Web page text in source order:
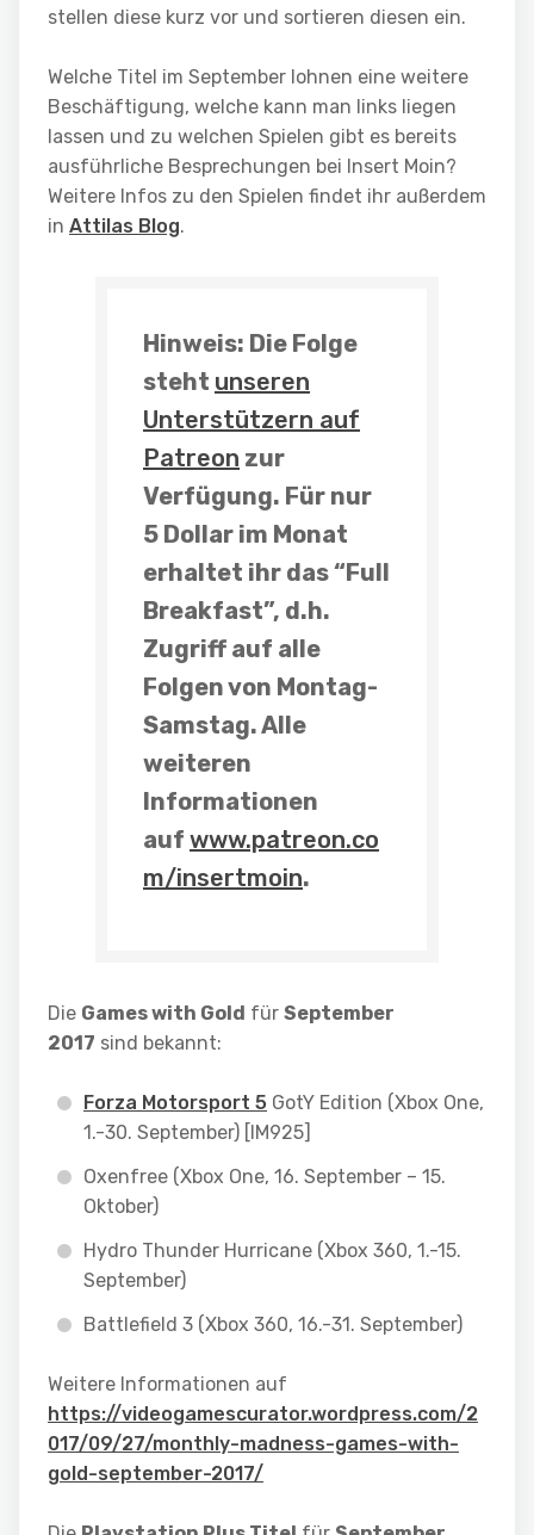
stellen diese kurz vor und sortieren diesen ein.
Welche Titel im September lohnen eine weitere
Beschäftigung, welche kann man links liegen
lassen und zu welchen Spielen gibt es bereits
ausführliche Besprechungen bei Insert Moin?
Weitere Infos zu den Spielen findet ihr außerdem
in Attilas Blog.
Hinweis: Die Folge
steht unseren
Unterstützern auf
Patreon zur
Verfügung. Für nur
5 Dollar im Monat
erhaltet ihr das “Full
Breakfast”, d.h.
Zugriff auf alle
Folgen von Montag-
Samstag. Alle
weiteren
Informationen
auf www.patreon.co
m/insertmoin.
Die Games with Gold für September
2017 sind bekannt:
Forza Motorsport 5 GotY Edition (Xbox One,
1.-30. September) [IM925]
Oxenfree (Xbox One, 16. September – 15.
Oktober)
Hydro Thunder Hurricane (Xbox 360, 1.-15.
September)
Battlefield 3 (Xbox 360, 16.-31. September)
Weitere Informationen auf
https://videogamescurator.wordpress.com/2
017/09/27/monthly-madness-games-with-
gold-september-2017/